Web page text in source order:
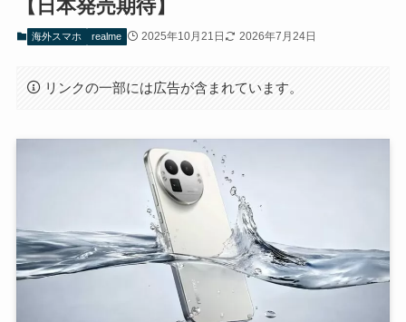
【日本発売期待】
海外スマホ realme 2025年10月21日 2026年7月24日
リンクの一部には広告が含まれています。